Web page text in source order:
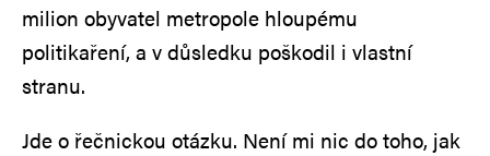
milion obyvatel metropole hloupému
politikaření, a v důsledku poškodil i vlastní
stranu.
Jde o řečnickou otázku. Není mi nic do toho, jak